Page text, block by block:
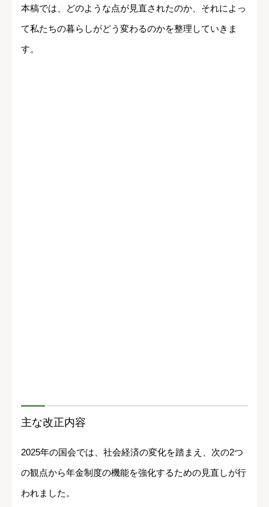
本稿では、どのような点が見直されたのか、それによっ
て私たちの暮らしがどう変わるのかを整理していきま
す。
主な改正内容
2025年の国会では、社会経済の変化を踏まえ、次の2つ
の観点から年金制度の機能を強化するための見直しが行
われました。